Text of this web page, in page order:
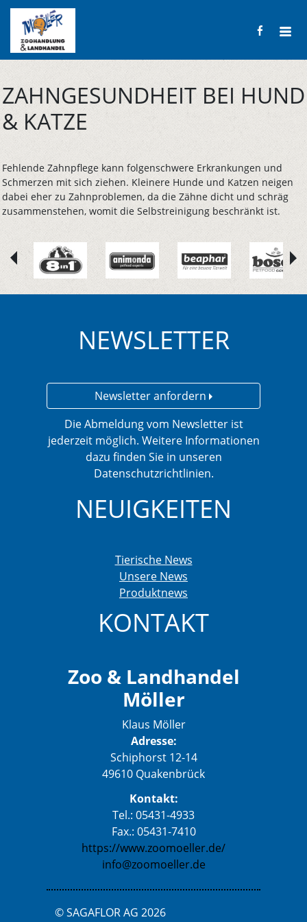
ZAHNGESUNDHEIT BEI HUND
& KATZE
Fehlende Zahnpflege kann folgenschwere Erkrankungen und
Schmerzen mit sich ziehen. Kleinere Hunde und Katzen neigen
dabei eher zu Zahnproblemen, da die Zähne dicht und schräg
zusammenstehen, womit die Selbstreinigung beschränkt ist.
NEWSLETTER
Newsletter anfordern
Die Abmeldung vom Newsletter ist
jederzeit möglich. Weitere Informationen
dazu finden Sie in unseren
Datenschutzrichtlinien.
NEUIGKEITEN
Tierische News
Unsere News
Produktnews
KONTAKT
Zoo & Landhandel
Möller
Klaus Möller
Adresse:
Schiphorst 12-14
49610 Quakenbrück
Kontakt:
Tel.: 05431-4933
Fax.: 05431-7410
https://www.zoomoeller.de/
info@zoomoeller.de
© SAGAFLOR AG 2026